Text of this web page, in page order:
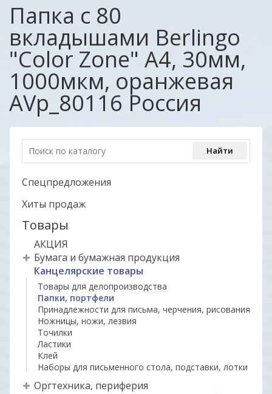
Папка с 80
вкладышами Berlingo
"Color Zone" А4, 30мм,
1000мкм, оранжевая
AVp_80116 Россия
Спецпредложения
Хиты продаж
Товары
АКЦИЯ
Бумага и бумажная продукция
Канцелярские товары
Товары для делопроизводства
Папки, портфели
Принадлежности для письма, черчения, рисования
Ножницы, ножи, лезвия
Точилки
Ластики
Клей
Наборы для письменного стола, подставки, лотки
Оргтехника, периферия